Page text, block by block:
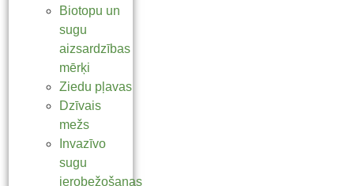
Biotopu un
sugu
aizsardzības
mērķi
Ziedu pļavas
Dzīvais
mežs
Invazīvo
sugu
ierobežošanas